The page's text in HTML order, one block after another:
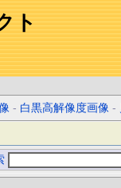
ト
- 白黒高解像度画像 -